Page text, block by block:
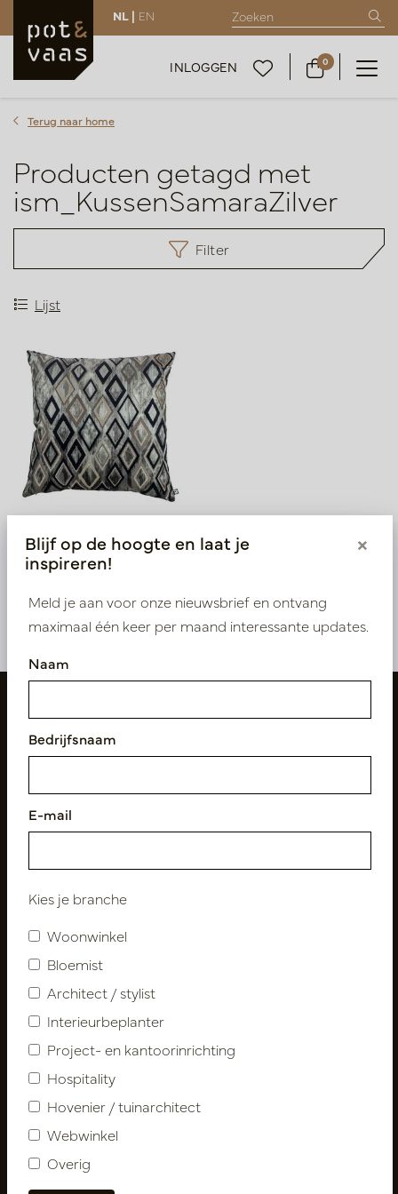
NL | EN
INLOGGEN 0
Terug naar home
Producten getagd met
ism_KussenSamaraZilver
Filter
Lijst
Kussen Samara Zilver L60
B60
Op voorraad
LN88.ST92601
Volg ons
Nieuwsbrief
Abonneer
Over ons
Nieuwsbrief
Privacy Policy
Leveringsvoorwaarden
Blijf op de hoogte en laat je
inspireren!
×
Meld je aan voor onze nieuwsbrief en ontvang
maximaal één keer per maand interessante updates.
Naam
Bedrijfsnaam
E-mail
Kies je branche
Woonwinkel
Bloemist
Architect / stylist
Interieurbeplanter
Project- en kantoorinrichting
Hospitality
Hovenier / tuinarchitect
Webwinkel
Overig